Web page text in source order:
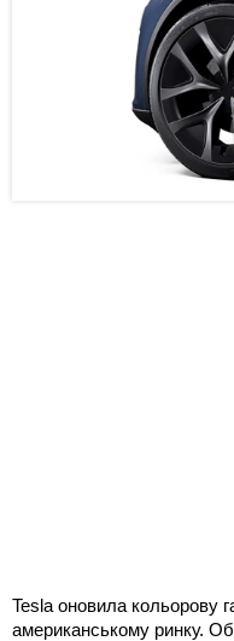
Tesla оновила кольорову
американському ринку.